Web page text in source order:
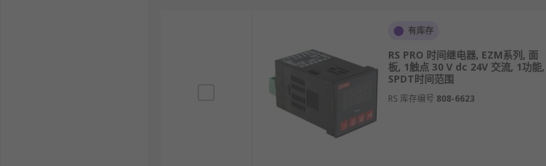
有库存
RS PRO 时间继电器, EZM系列, 面
板, 1触点 30 V dc 24V 交流, 1功能,
SPDT时间范围
RS 库存编号 808-6623